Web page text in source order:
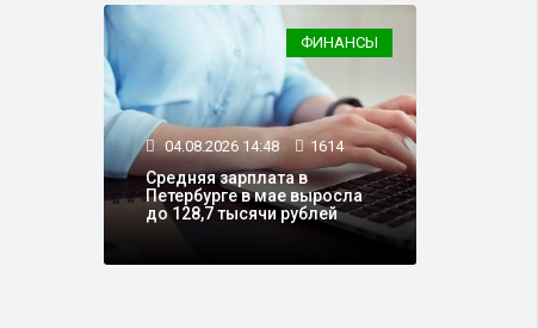
ФИНАНСЫ
04.08.2026 14:48 1614
Средняя зарплата в
Петербурге в мае выросла
до 128,7 тысячи рублей